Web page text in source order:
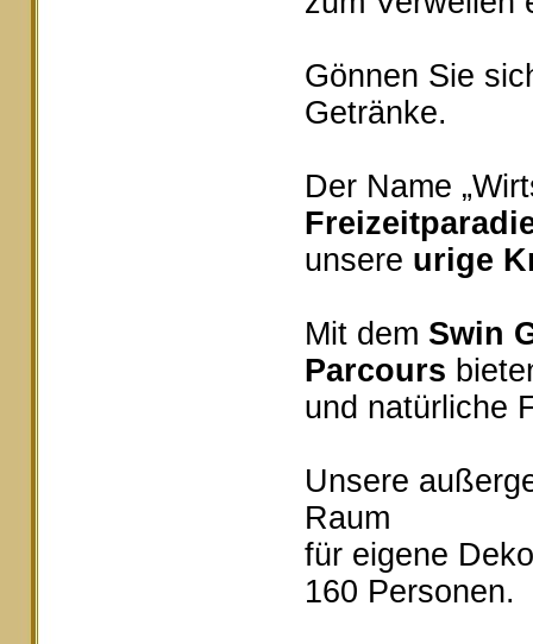
Gönnen Sie
Getränke.
Der Name
unsere urige
Mit dem Swin
Parcours
und natürliche
Unsere
Raum
für eigene
160 Personen.